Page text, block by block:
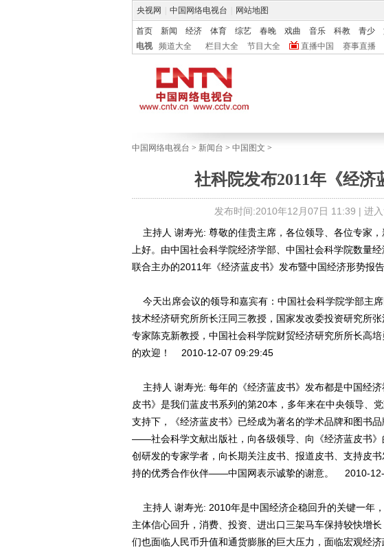
央视网 中国网络电视台 网站地图
首页 新闻 经济 体育 综艺 春晚 戏曲 音乐 科教 青少
电视
频道大全 栏目大全 节目大全 直播中国 赛事直播
中国网络电视台 > 新闻台 > 中国图文 >
社科院发布2011年《经济
发布时间:2010年12月07日 11:39 | 进
主持人 谢寿光: 尊敬的佳贵主席，各位领导、各位专家
上好。由中国社会科学院经济学部、中国社会科学院数量
联合主办的2011年《经济蓝皮书》发布暨中国经济形势报
今天出席会议的领导和嘉宾有：中国社会科学院学部主
技术经济研究所所长汪同三教授，国家发改委投资研究所
专家陈克新教授，中国社会科学院财贸经济研究所所长高
的欢迎！ 2010-12-07 09:29:45
主持人 谢寿光: 每年的《经济蓝皮书》发布都是中国经
皮书》是我们蓝皮书系列的第20本，多年来在中央领导、
支持下，《经济蓝皮书》已经成为著名的学术品牌和图书
——社会科学文献出版社，向各级领导、向《经济蓝皮书
创研发的专家学者，向长期关注皮书、报道皮书、支持皮
持的优秀合作伙伴——中国网表示诚挚的谢意。 2010-
主持人 谢寿光: 2010年是中国经济企稳回升的关键一年
主体信心回升，消费、投资、进出口三架马车保持较快增
们也面临人民币升值和通货膨胀的巨大压力，面临宏观经